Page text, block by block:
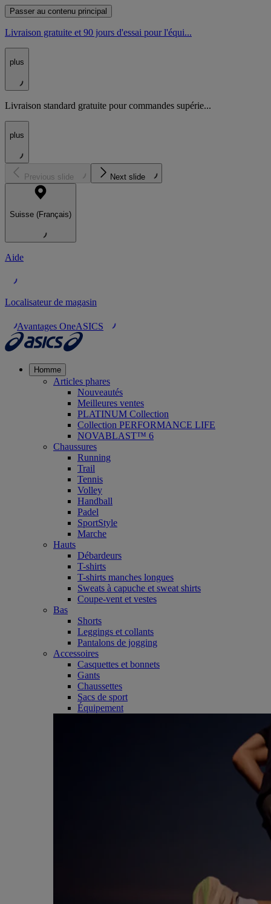
Passer au contenu principal
Livraison gratuite et 90 jours d'essai pour l'équi...
plus
Livraison standard gratuite pour commandes supérie...
plus
Previous slide Next slide
Suisse (Français)
Aide
Localisateur de magasin
Avantages OneASICS
Homme
Articles phares
Nouveautés
Meilleures ventes
PLATINUM Collection
Collection PERFORMANCE LIFE
NOVABLAST™ 6
Chaussures
Running
Trail
Tennis
Volley
Handball
Padel
SportStyle
Marche
Hauts
Débardeurs
T-shirts
T-shirts manches longues
Sweats à capuche et sweat shirts
Coupe-vent et vestes
Bas
Shorts
Leggings et collants
Pantalons de jogging
Accessoires
Casquettes et bonnets
Gants
Chaussettes
Sacs de sport
Équipement